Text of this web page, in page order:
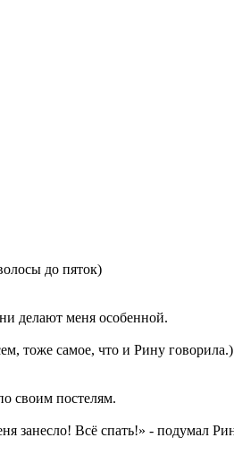
до пяток)
делают меня особенной.
тоже самое, что и Рину говорила.)
своим постелям.
занесло! Всё спать!» - подумал